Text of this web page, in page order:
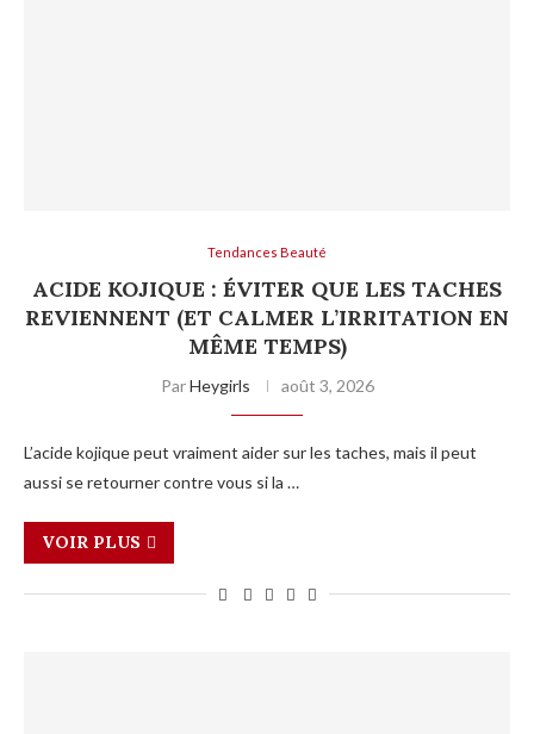
Tendances Beauté
ACIDE KOJIQUE : ÉVITER QUE LES TACHES
REVIENNENT (ET CALMER L’IRRITATION EN
MÊME TEMPS)
ParHeygirls août 3, 2026
L’acide kojique peut vraiment aider sur les taches, mais il peut
aussi se retourner contre vous si la …
VOIR PLUS